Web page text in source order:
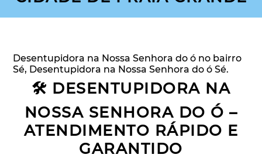
Desentupidora na Nossa Senhora do ó no bairro
Sé, Desentupidora na Nossa Senhora do ó Sé.
🛠️ DESENTUPIDORA NA
NOSSA SENHORA DO Ó –
ATENDIMENTO RÁPIDO E
GARANTIDO